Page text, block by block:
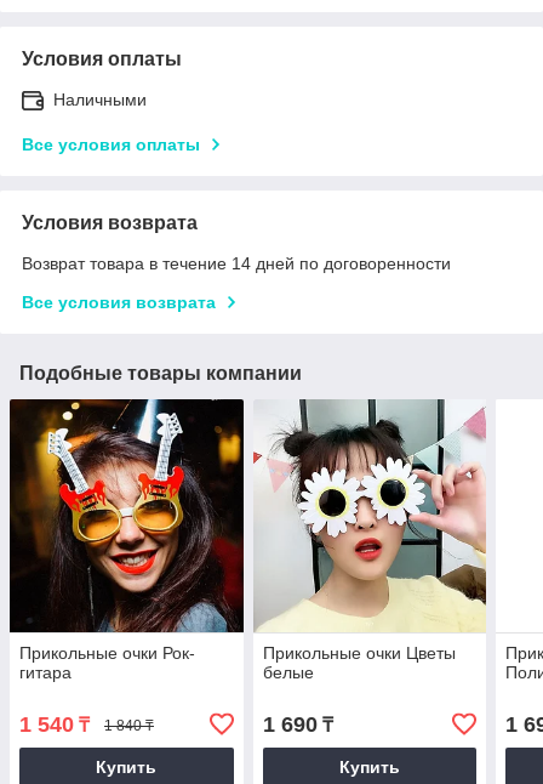
Условия оплаты
Наличными
Все условия оплаты
Условия возврата
Возврат товара в течение 14 дней по договоренности
Все условия возврата
Подобные товары компании
Прикольные очки Рок-
гитара
1 540 ₸ 1 840 ₸
Купить
Прикольные очки Цветы
белые
1 690₸
Купить
1